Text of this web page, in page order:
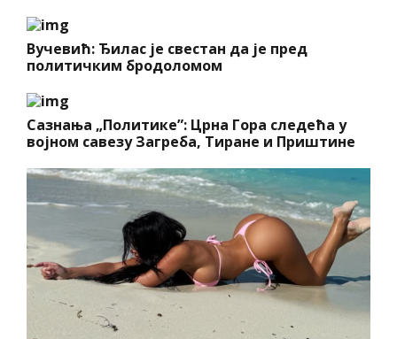
Вучевић: Ђилас је свестан да је пред
политичким бродоломом
Сазнања „Политике”: Црна Гора следећа у
војном савезу Загреба, Тиране и Приштине